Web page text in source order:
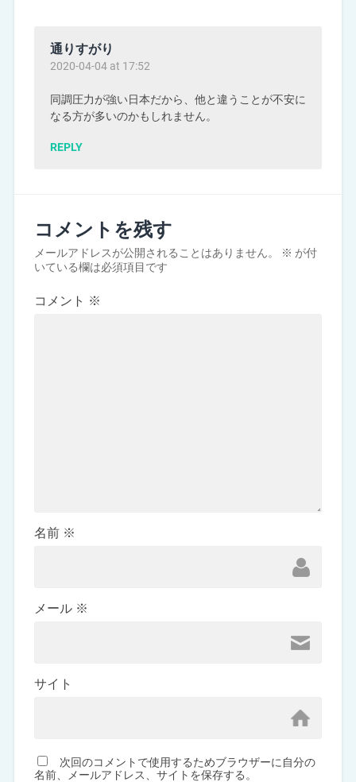
通りすがり
2020-04-04 at 17:52
同調圧力が強い日本だから、他と違うことが不安に
なる方が多いのかもしれません。
REPLY
コメントを残す
メールアドレスが公開されることはありません。 ※ が付
いている欄は必須項目です
コメント ※
名前 ※
メール ※
サイト
次回のコメントで使用するためブラウザーに自分の
名前、メールアドレス、サイトを保存する。